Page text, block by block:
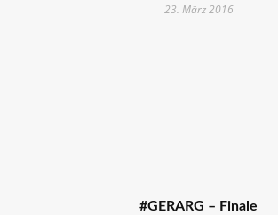
23. März 2016
#GERARG – Finale